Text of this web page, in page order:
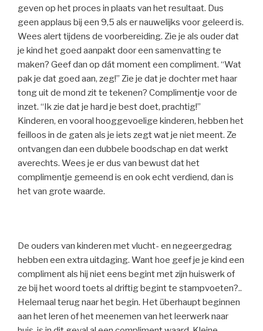
geven op het proces in plaats van het resultaat. Dus
geen applaus bij een 9,5 als er nauwelijks voor geleerd is.
Wees alert tijdens de voorbereiding. Zie je als ouder dat
je kind het goed aanpakt door een samenvatting te
maken? Geef dan op dát moment een compliment. “Wat
pak je dat goed aan, zeg!” Zie je dat je dochter met haar
tong uit de mond zit te tekenen? Complimentje voor de
inzet. “Ik zie dat je hard je best doet, prachtig!”
Kinderen, en vooral hooggevoelige kinderen, hebben het
feilloos in de gaten als je iets zegt wat je niet meent. Ze
ontvangen dan een dubbele boodschap en dat werkt
averechts. Wees je er dus van bewust dat het
complimentje gemeend is en ook echt verdiend, dan is
het van grote waarde.
De ouders van kinderen met vlucht- en negeergedrag
hebben een extra uitdaging. Want hoe geef je je kind een
compliment als hij niet eens begint met zijn huiswerk of
ze bij het woord toets al driftig begint te stampvoeten?..
Helemaal terug naar het begin. Het überhaupt beginnen
aan het leren of het meenemen van het leerwerk naar